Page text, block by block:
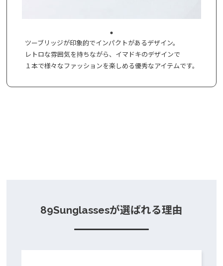
ツーブリッジが印象的でインパクトがあるデザイン。
レトロな雰囲気を持ちながら、イマドキのデザインで
１本で様々なファッションを楽しめる優秀なアイテムです。
89Sunglassesが選ばれる理由